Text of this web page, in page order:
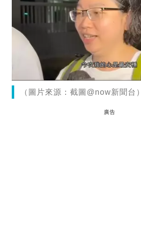
（圖片來源：截圖@now新聞台）
廣告